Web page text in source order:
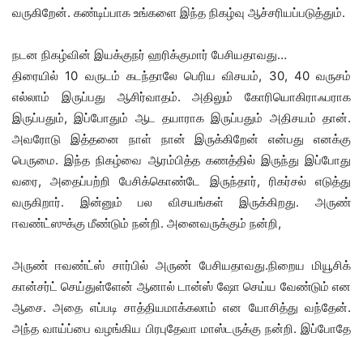
வருகிறேன். கண்டிப்பாக உங்களை இந்த நிகழ்வு ஆச்சரியப்படுத்தும்.
நடன நிகழ்வின் இயக்குநர் ஹரிக்குமார் பேசியதாவது…
திரையில் 10 வருடம் கடந்தாலே பெரிய விசயம், 30, 40 வருசம்
எல்லாம் இருப்பது ஆசிர்வாதம். அதிலும் கோரியொகிராஃபராக
இருப்பதும், இப்போதும் ஆட தயாராக இருப்பதும் அதிசயம் தான்.
அவரோடு இத்தனை நாள் நான் இருக்கிறேன் என்பது எனக்கு
பெருமை. இந்த நிகழ்வை ஆரம்பித்த கணத்தில் இருந்து இப்போது
வரை, அதைப்பற்றி பேசிக்கொண்டே இருந்தார், ரிகர்சல் எடுத்து
வருகிறார். இன்னும் பல விசயங்கள் இருக்கிறது. அருண்
ஈவண்ட்ஸுக்கு மீண்டும் நன்றி. அனைவருக்கும் நன்றி,
அருண் ஈவண்ட்ஸ் சார்பில் அருண் பேசியதாவது.நிறைய மியூசிக்
கான்சர்ட் செய்துள்ளேன் ஆனால் டான்ஸ் ஷோ செய்ய வேண்டும் என
ஆசை. அதை எப்படி சாத்தியமாக்கலாம் என யோசித்து வந்தேன்.
அந்த வாய்ப்பை வழங்கிய பிரபுதேவா மாஸ்டருக்கு நன்றி. இப்போதே